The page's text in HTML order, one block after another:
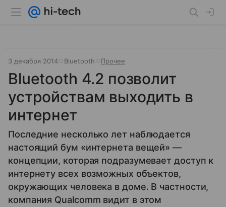
3 декабря 2014 Bluetooth Прочее
Bluetooth 4.2 позволит
устройствам выходить в
интернет
Последние несколько лет наблюдается
настоящий бум «интернета вещей» —
концепции, которая подразумевает доступ к
интернету всех возможных объектов,
окружающих человека в доме. В частности,
компания Qualcomm видит в этом